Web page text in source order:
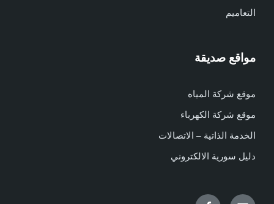
التعاميم
مواقع صديقة
موقع شركة المياه
موقع شركة الكهرباء
الخدمة الذاتية – الاتصالات
دليل سورية الالكتروني